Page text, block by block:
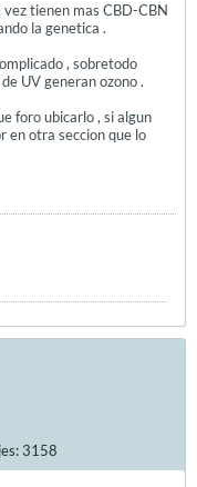
tienen mas CBD-CBN
la genetica .
, sobretodo
UV generan ozono .
foro ubicarlo , si algun
en otra seccion que lo
3158